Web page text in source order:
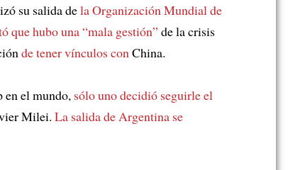
su salida dela Organización Mundial de
que hubo una “mala gestión” de la crisis
de tener vínculos con China.
en el mundo, sólo uno decidió seguirle el
Milei. La salida de Argentina se